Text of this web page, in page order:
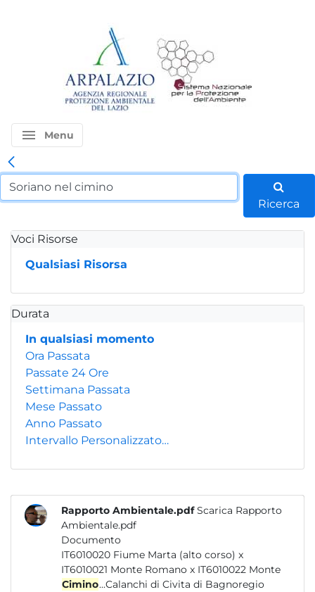
menu Menu
Ricerca
Voci Risorse
Qualsiasi Risorsa
Durata
In qualsiasi momento
Ora Passata
Passate 24 Ore
Settimana Passata
Mese Passato
Anno Passato
Intervallo Personalizzato…
Rapporto Ambientale.pdf Scarica Rapporto
Ambientale.pdf
Documento
IT6010020 Fiume Marta (alto corso) x
IT6010021 Monte Romano x IT6010022 Monte
Cimino...Calanchi di Civita di Bagnoregio